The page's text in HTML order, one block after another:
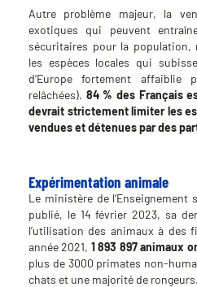
Autre problème majeur, la
exotiques qui peuvent
sécuritaires pour la population,
les espèces locales qui
d’Europe fortement
relâchées). 84 % des Français
devrait strictement limiter les
vendues et détenues par des
Expérimentation animale
Le ministère de l’Enseignement
publié, le 14 février 2023, sa
l’utilisation des animaux à des
année 2021, 1 893 897 animaux
plus de 3000 primates non-
chats et une majorité de rongeurs.